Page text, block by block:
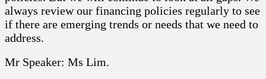
always review our financing policies regularly to see
if there are emerging trends or needs that we need to
address.
Mr Speaker: Ms Lim.